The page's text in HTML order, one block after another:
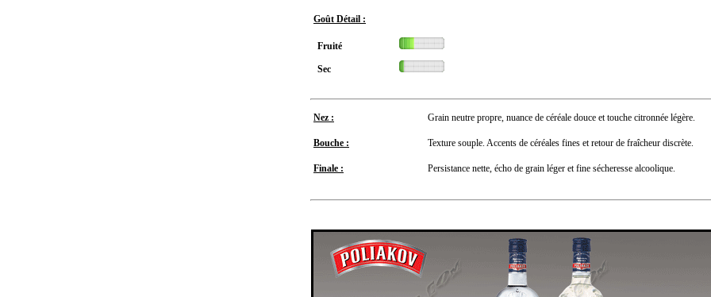
Goût Détail :
Fruité
Sec
Nez : Grain neutre propre, nuance de céréale douce et touche citronnée légère.
Bouche : Texture souple. Accents de céréales fines et retour de fraîcheur discrète.
Finale : Persistance nette, écho de grain léger et fine sécheresse alcoolique.